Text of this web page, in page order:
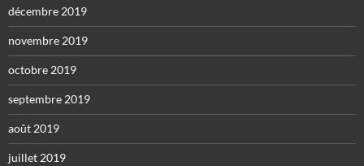
décembre 2019
novembre 2019
octobre 2019
septembre 2019
août 2019
juillet 2019